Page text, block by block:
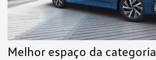
Melhor espaço da categoria